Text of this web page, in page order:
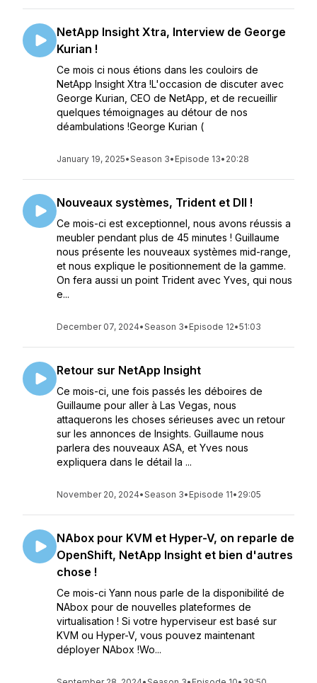
NetApp Insight Xtra, Interview de George
Kurian !
Ce mois ci nous étions dans les couloirs de
NetApp Insight Xtra !L'occasion de discuter avec
George Kurian, CEO de NetApp, et de recueillir
quelques témoignages au détour de nos
déambulations !George Kurian (
January 19, 2025•Season 3• Episode 13• 20:28
Nouveaux systèmes, Trident et DII !
Ce mois-ci est exceptionnel, nous avons réussis a
meubler pendant plus de 45 minutes ! Guillaume
nous présente les nouveaux systèmes mid-range,
et nous explique le positionnement de la gamme.
On fera aussi un point Trident avec Yves, qui nous
e...
December 07, 2024•Season 3• Episode 12•51:03
Retour sur NetApp Insight
Ce mois-ci, une fois passés les déboires de
Guillaume pour aller à Las Vegas, nous
attaquerons les choses sérieuses avec un retour
sur les annonces de Insights. Guillaume nous
parlera des nouveaux ASA, et Yves nous
expliquera dans le détail la ...
November 20, 2024•Season 3• Episode 11• 29:05
NAbox pour KVM et Hyper-V, on reparle de
OpenShift, NetApp Insight et bien d'autres
chose !
Ce mois-ci Yann nous parle de la disponibilité de
NAbox pour de nouvelles plateformes de
virtualisation ! Si votre hyperviseur est basé sur
KVM ou Hyper-V, vous pouvez maintenant
déployer NAbox !Wo...